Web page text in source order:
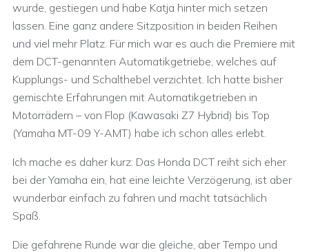
wurde, gestiegen und habe Katja hinter mich setzen
lassen. Eine ganz andere Sitzposition in beiden Reihen
und viel mehr Platz. Für mich war es auch die Premiere mit
dem DCT-genannten Automatikgetriebe, welches auf
Kupplungs- und Schalthebel verzichtet. Ich hatte bisher
gemischte Erfahrungen mit Automatikgetrieben in
Motorrädern – von Flop (Kawasaki Z7 Hybrid) bis Top
(Yamaha MT-09 Y-AMT) habe ich schon alles erlebt.
Ich mache es daher kurz: Das Honda DCT reiht sich eher
bei der Yamaha ein, hat eine leichte Verzögerung, ist aber
wunderbar einfach zu fahren und macht tatsächlich
Spaß.
Die gefahrene Runde war die gleiche, aber Tempo und